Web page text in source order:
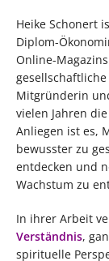
Heike Schonert
Diplom-
Online-
Mitgründerin
vielen Jahren
Anliegen ist es,
bewusster zu
entdecken und
Wachstum zu
In ihrer Arbeit
Verständnis,
spirituelle